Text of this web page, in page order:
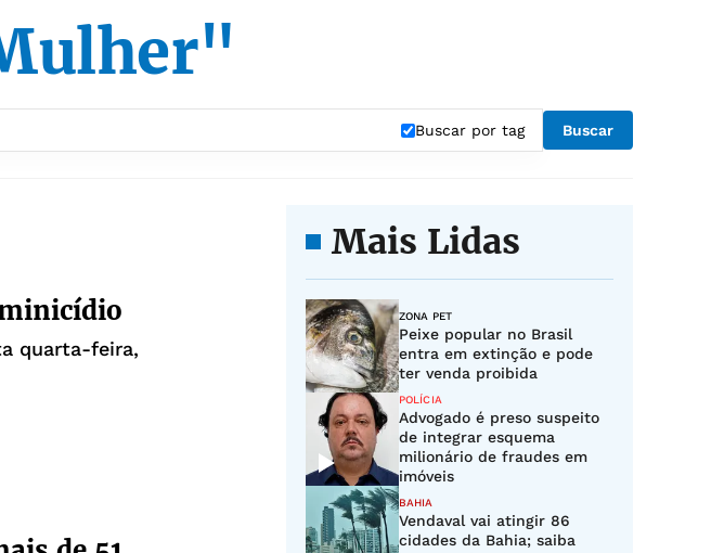
Buscar por tag Buscar
quarta-feira,
Mais Lidas
ZONA PET
Peixe popular no Brasil
entra em extinção e pode
ter venda proibida
POLÍCIA
Advogado é preso suspeito
de integrar esquema
milionário de fraudes em
imóveis
BAHIA
Vendaval vai atingir 86
cidades da Bahia; saiba